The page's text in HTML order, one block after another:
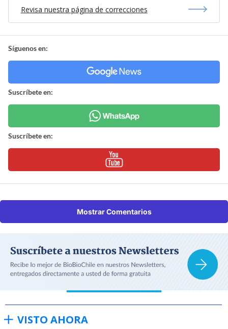
Revisa nuestra página de correcciones
Síguenos en:
Suscríbete en:
Suscríbete en:
Mostrar Comentarios
VISTO AHORA